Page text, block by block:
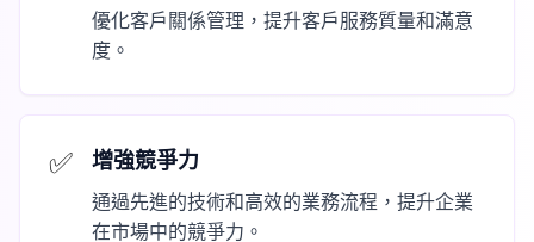
優化客戶關係管理，提升客戶服務質量和滿意
度。
✅ 增強競爭力
通過先進的技術和高效的業務流程，提升企業
在市場中的競爭力。